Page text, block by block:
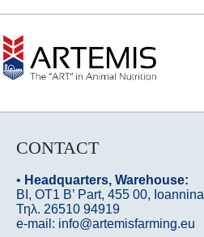
CONTACT
• Headquarters, Warehouse:
ΒΙ, OΤ1 B’ Part, 455 00, Ioannina
Τηλ. 26510 94919
e-mail: info@artemisfarming.eu